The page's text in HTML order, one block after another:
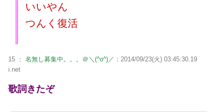
いいやん
つんく復活
15 ： 名無し募集中。。。＠＼(^o^)／ ：2014/09/23(火) 03:45:30.19
i.net
歌詞きたぞ